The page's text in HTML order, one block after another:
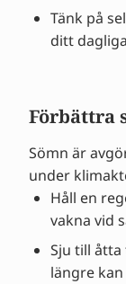
Tänk på
ditt
Förbättra
Sömn är
under
Håll en
vakna vid
Sju till
längre